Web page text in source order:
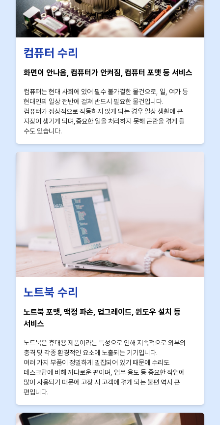
컴퓨터 수리
화면이 안나옴, 컴퓨터가 안켜짐, 컴퓨터 포맷 등 서비스
컴퓨터는 현대 사회에 있어 필수 불가결한 물건으로, 일, 여가 등
현대인의 일상 전반에 걸쳐 반드시 필요한 물건입니다.
컴퓨터가 정상적으로 작동하지 않게 되는 경우 일상 생활에 큰
지장이 생기게 되며,중요한 일을 처리하지 못해 곤란을 겪게 될
수도 있습니다.
노트북 수리
노트북 포맷, 액정 파손, 업그레이드, 윈도우 설치 등
서비스
노트북은 휴대용 제품이라는 특성으로 인해 지속적으로 외부의
충격 및 각종 환경적인 요소에 노출되는 기기입니다.
여러 가지 부품이 정밀하게 밀집되어 있기 때문에 수리도
데스크탑에 비해 까다로운 편이며, 업무 용도 등 중요한 작업에
많이 사용되기 때문에 고장 시 고객에 겪게 되는 불편 역시 큰
편입니다.